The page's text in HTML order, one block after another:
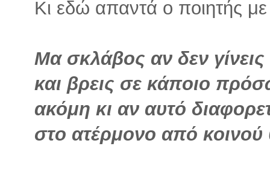
Κι εδώ απαντά ο ποιητής
Μα σκλάβος αν δεν
και βρεις σε κάποιο
ακόμη κι αν αυτό
στο ατέρμονο από κοινού